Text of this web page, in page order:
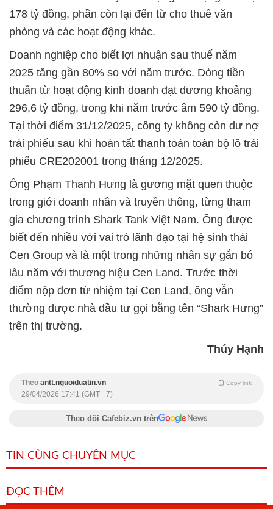
178 tỷ đồng, phần còn lại đến từ cho thuê văn
phòng và các hoạt động khác.
Doanh nghiệp cho biết lợi nhuận sau thuế năm
2025 tăng gần 80% so với năm trước. Dòng tiền
thuần từ hoạt động kinh doanh đạt dương khoảng
296,6 tỷ đồng, trong khi năm trước âm 590 tỷ đồng.
Tại thời điểm 31/12/2025, công ty không còn dư nợ
trái phiếu sau khi hoàn tất thanh toán toàn bộ lô trái
phiếu CRE202001 trong tháng 12/2025.
Ông Phạm Thanh Hưng là gương mặt quen thuộc
trong giới doanh nhân và truyền thông, từng tham
gia chương trình Shark Tank Việt Nam. Ông được
biết đến nhiều với vai trò lãnh đạo tại hệ sinh thái
Cen Group và là một trong những nhân sự gắn bó
lâu năm với thương hiệu Cen Land. Trước thời
điểm nộp đơn từ nhiệm tại Cen Land, ông vẫn
thường được nhà đầu tư gọi bằng tên “Shark Hưng”
trên thị trường.
Thúy Hạnh
Theo antt.nguoiduatin.vn Copy link
29/04/2026 17:41 (GMT +7)
Theo dõi Cafebiz.vn trên
TIN CÙNG CHUYÊN MỤC
ĐỌC THÊM